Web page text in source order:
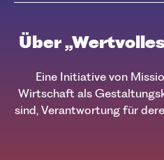
Über
Eine Initiative von
Wirtschaft als
sind, Verantwortung für